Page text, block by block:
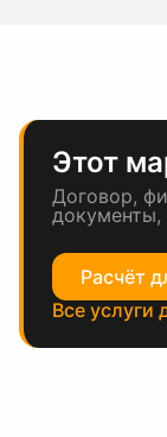
Этот
Договор,
документы,
Расчёт
Все услуги